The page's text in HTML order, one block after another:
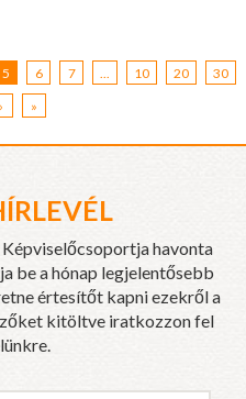
5 6 7 10 20
30
› »
havonta
be a hónap legjelentősebb
értesítőt kapni ezekről a
kitöltve iratkozzon fel